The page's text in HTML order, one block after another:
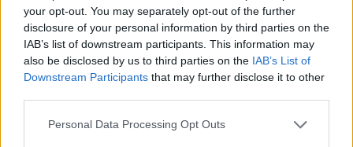
your opt-out. You may separately opt-out of the further
disclosure of your personal information by third parties on the
IAB’s list of downstream participants. This information may
also be disclosed by us to third parties on the IAB’s List of
Downstream Participants that may further disclose it to other
Personal Data Processing Opt Outs